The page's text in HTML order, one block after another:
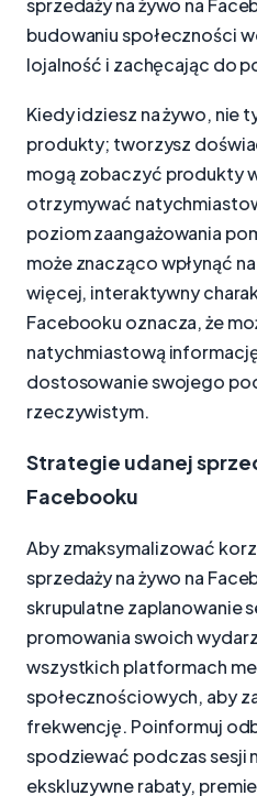
sprzedaży na żywo na
budowaniu społeczności
lojalność i zachęcając do
Kiedy idziesz na żywo, nie
produkty; tworzysz
mogą zobaczyć produkty
otrzymywać
poziom zaangażowania
może znacząco wpłynąć
więcej, interaktywny
Facebooku oznacza, że
natychmiastową
dostosowanie swojego
rzeczywistym.
Strategie udanej
Facebooku
Aby zmaksymalizować
sprzedaży na żywo na
skrupulatne zaplanowanie
promowania swoich
wszystkich platformach
społecznościowych, aby
frekwencję. Poinformuj
spodziewać podczas sesji
ekskluzywne rabaty,